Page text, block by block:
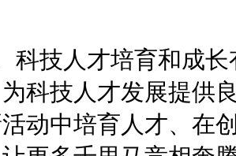
技人才培育和成长
科技人才发展提供
动中培育人才、在